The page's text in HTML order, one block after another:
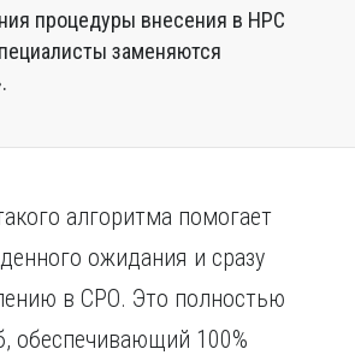
процедуры внесения в НРС
заменяются
алгоритма помогает
ожидания и сразу
в СРО. Это полностью
обеспечивающий 100%